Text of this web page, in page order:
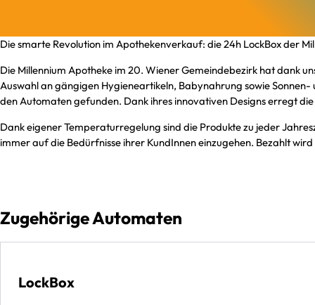
Die smarte Revolution im Apothekenverkauf: die 24h LockBox der
Die Millennium Apotheke im 20. Wiener Gemeindebezirk hat dank
Auswahl an gängigen Hygieneartikeln, Babynahrung sowie
den Automaten gefunden. Dank ihres innovativen Designs erregt
Dank eigener Temperaturregelung sind die Produkte zu jeder
immer auf die Bedürfnisse ihrer KundInnen einzugehen. Bezahlt
Zugehörige Automaten
LockBox